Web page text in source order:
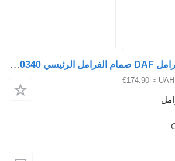
صمام التحكم في الفرامل DAF صمام الفرامل الرئيسي DAF XF106 EURO 6 4800030340 لـ السيارات القاطرة DAF XF 106
≈ €174.90